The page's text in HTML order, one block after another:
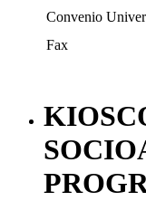
Convenio
Fax